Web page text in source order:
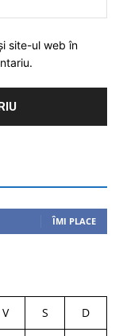
site-ul web în
ÎMI PLACE
V S D